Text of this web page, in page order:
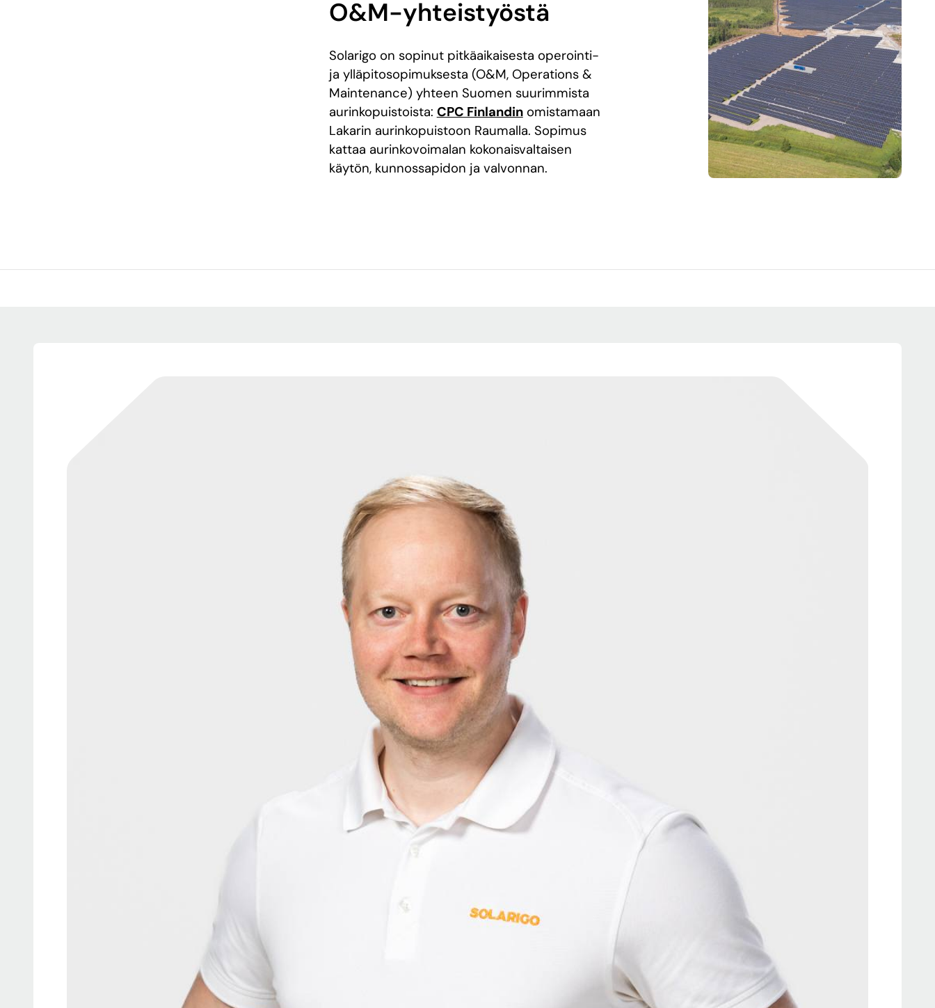
O&M-yhteistyöstä
Solarigo on sopinut pitkäaikaisesta operointi-
ja ylläpitosopimuksesta (O&M, Operations &
Maintenance) yhteen Suomen suurimmista
aurinkopuistoista: CPC Finlandinomistamaan
Lakarin aurinkopuistoon Raumalla. Sopimus
kattaa aurinkovoimalan kokonaisvaltaisen
käytön, kunnossapidon ja valvonnan.